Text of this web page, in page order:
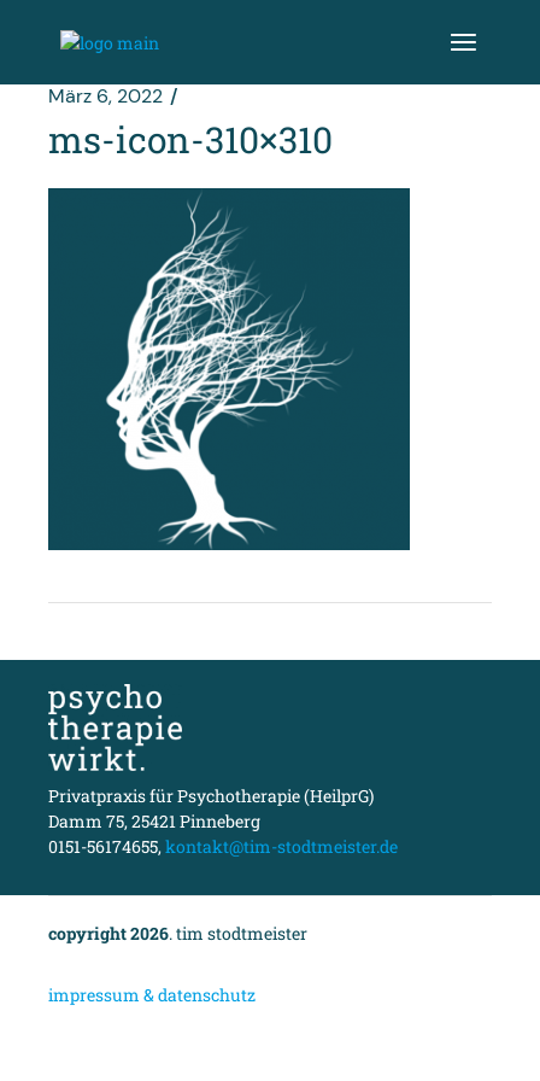
springen
März 6, 2022
ms-icon-310×310
Privatpraxis für Psychotherapie (HeilprG)
Damm 75, 25421 Pinneberg
0151-56174655,kontakt@tim-stodtmeister.de
copyright 2026. tim stodtmeister
impressum & datenschutz